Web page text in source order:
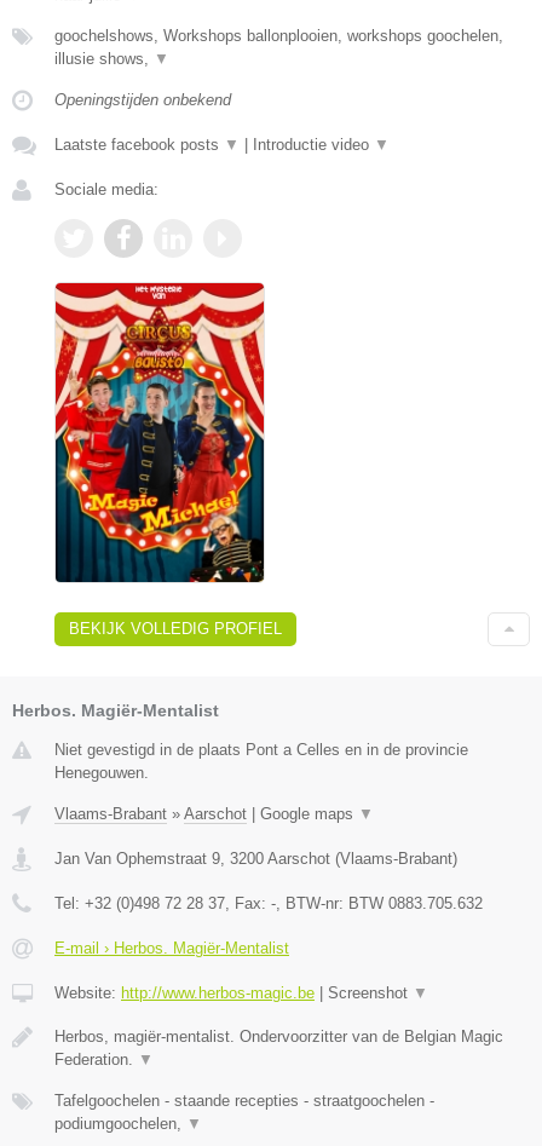
goochelshows, Workshops ballonplooien, workshops goochelen,
illusie shows, ▼
Openingstijden onbekend
Laatste facebook posts ▼ Introductie video ▼
Sociale media:
BEKIJK VOLLEDIG PROFIEL
Herbos. Magiër-Mentalist
Niet gevestigd in de plaats Pont a Celles en in de provincie
Henegouwen.
Vlaams-Brabant » Aarschot Google maps ▼
Jan Van Ophemstraat 9, 3200 Aarschot (Vlaams-Brabant)
Tel: +32 (0)498 72 28 37, Fax: -, BTW-nr: BTW 0883.705.632
E-mail › Herbos. Magiër-Mentalist
Website: http://www.herbos-magic.be Screenshot ▼
Herbos, magiër-mentalist. Ondervoorzitter van de Belgian Magic
Federation. ▼
Tafelgoochelen - staande recepties - straatgoochelen -
podiumgoochelen, ▼